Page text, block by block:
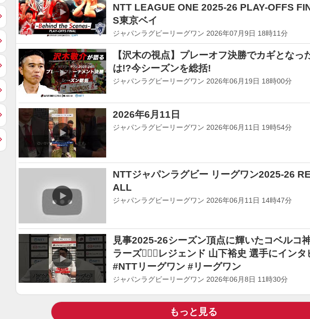
NTT LEAGUE ONE 2025-26 PLAY-OFFS
S東京ベイ
ジャパンラグビーリーグワン 2026年07月9日 18時11分
【沢木の視点】プレーオフ決勝でカギとなっ
は!?今シーズンを総括!
ジャパンラグビーリーグワン 2026年06月19日 18時00分
2026年6月11日
ジャパンラグビーリーグワン 2026年06月11日 19時54分
NTTジャパンラグビー リーグワン2025-26
ALL
ジャパンラグビーリーグワン 2026年06月11日 14時47分
見事2025-26シーズン頂点に輝いたコベルコ
ラーズ❤️‍🔥🐉レジェンド 山下裕史 選手にイン
#NTTリーグワン #リーグワン
ジャパンラグビーリーグワン 2026年06月8日 11時30分
もっと見る